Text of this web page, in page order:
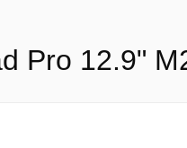
Pro 12.9"